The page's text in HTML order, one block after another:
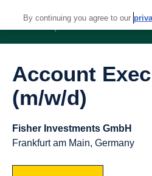
Account
(m/w/d)
Fisher Investments GmbH
Frankfurt am Main, Germany
By continuing you agree to our